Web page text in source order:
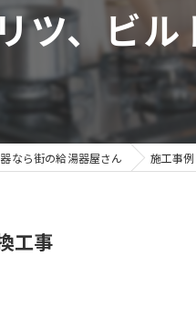
ツ、ビ
なら街の給湯器屋さん 施工事例
工事